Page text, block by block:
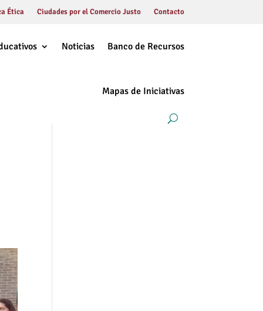
Ética Ciudades por el Comercio Justo Contacto
Noticias Banco de Recursos
Mapas de Iniciativas